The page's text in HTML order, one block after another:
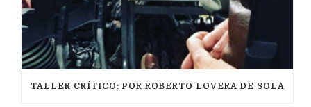
TALLER CRÍTICO: POR ROBERTO LOVERA DE SOLA